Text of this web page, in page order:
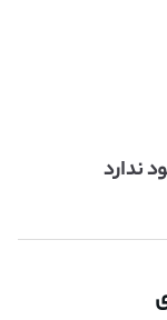
ندارد